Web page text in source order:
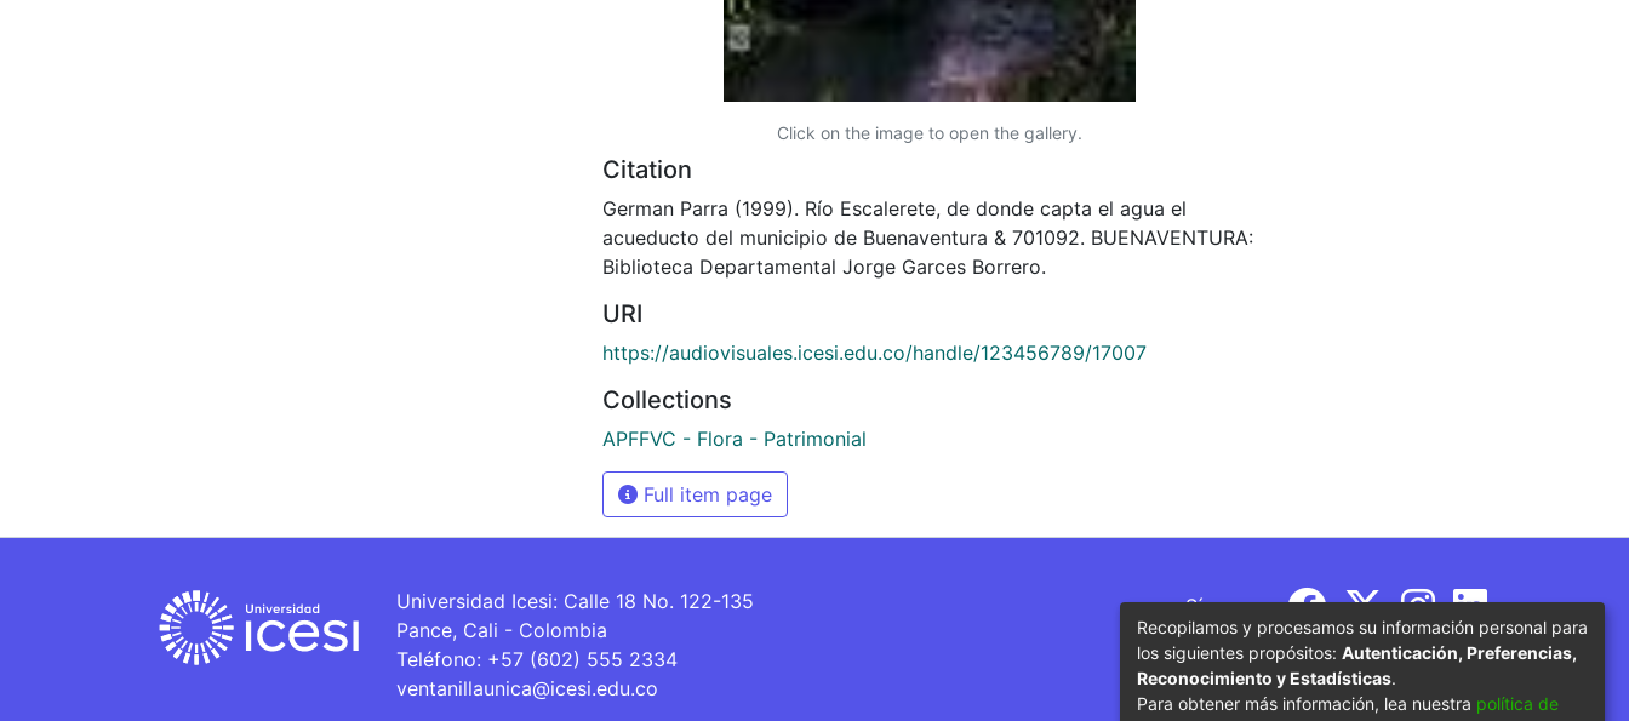
Click on the image to open the gallery.
Citation
German Parra (1999). Río Escalerete, de donde capta el agua el
acueducto del municipio de Buenaventura & 701092. BUENAVENTURA:
Biblioteca Departamental Jorge Garces Borrero.
URI
https://audiovisuales.icesi.edu.co/handle/123456789/17007
Collections
APFFVC - Flora - Patrimonial
Full item page
Universidad Icesi: Calle 18 No. 122-135
Pance, Cali - Colombia
Teléfono: +57 (602) 555 2334
ventanillaunica@icesi.edu.co
Síguenos
Recopilamos y procesamos su información personal para
los siguientes propósitos: Autenticación, Preferencias,
Reconocimiento y Estadísticas.
Para obtener más información, lea nuestra política de